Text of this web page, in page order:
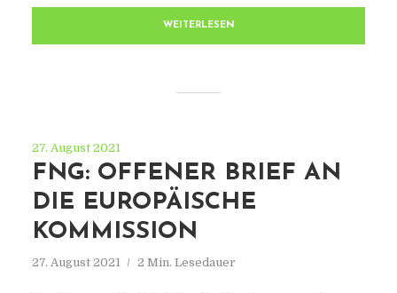
WEITERLESEN
27. August 2021
FNG: OFFENER BRIEF AN
DIE EUROPÄISCHE
KOMMISSION
27. August 2021 2 Min. Lesedauer